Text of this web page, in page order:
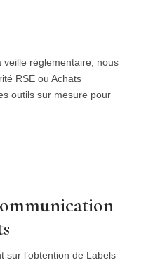
veille règlementaire, nous
RSE ou Achats
outils sur mesure pour
sur l’obtention de Labels